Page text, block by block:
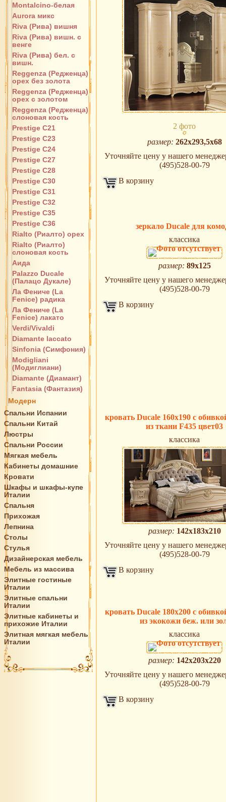
Montalcino-белая
Aurora микс
Riva (Рива) вишня
Riva (Рива) вишн. с
венге
Riva (Рива) бел. с
вишн.
Reggenza (Редженца)
орех без золота
Reggenza (Редженца)
орех с золотом
Reggenza (Редженца)
слоновая кость
Prestige C21
Prestige C23
Prestige C24
Prestige C27
Prestige C28
Prestige C30
Prestige C31
Prestige C32
Prestige C35
Prestige C36
Rialto (Риалто) орех
Rialto (Риалто)
слоновая кость
Аида
Palazzo Ducale
(Палацо Дукале)
Ла Фениче (La
Fenice) радика
Ла Фениче (La
Fenice) лакато
Verdi/Vivaldi
Diamante laccato
Sinfonia (Симфония)
Modigliani
(Модиглиани)
Diamante (Диамант)
Fantasia (Фантазия)
Модерн
Спальни Испании
Спальни Китай
Люстры
Спальни России
Мягкая мебель
Кабинеты домашние
Кровати
Шкафы и шкафы-купе
Италии
Спальня
Прихожая
Лепнина
Столы
Стулья
Дизайнерская мебель
Мебель из массива
Элитные гостиные
Италии
Элитные спальни
Италии
Элитные кабинеты и
прихожие Италии
Элитная мягкая мебель
Италии
2 фото
размер: 262х293,5х68
Уточняйте цену у нашего
(495)528-00-79
В корзину
зеркало Ducale для
классика
размер: 89х125
Уточняйте цену у нашего
(495)528-00-79
В корзину
кровать Ducale 160х190 с
из ткани F435 цвет03
классика
размер: 142х183х210
Уточняйте цену у нашего
(495)528-00-79
В корзину
кровать Ducale 180х200 с
из экокожи беж. или
классика
размер: 142х203х220
Уточняйте цену у нашего
(495)528-00-79
В корзину